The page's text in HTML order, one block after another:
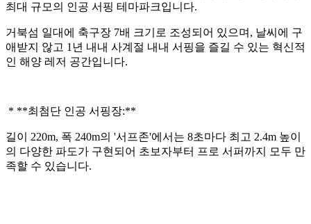
최대 규모의 인공 서핑 테마파크입니다.
거북섬 일대에 축구장 7배 크기로 조성되어 있으며, 날씨에 구
애받지 않고 1년 내내 사계절 내내 서핑을 즐길 수 있는 혁신적
인 해양 레저 공간입니다.
* **최첨단 인공 서핑장:**
길이 220m, 폭 240m의 '서프존'에서는 8초마다 최고 2.4m 높이
의 다양한 파도가 구현되어 초보자부터 프로 서퍼까지 모두 만
족할 수 있습니다.